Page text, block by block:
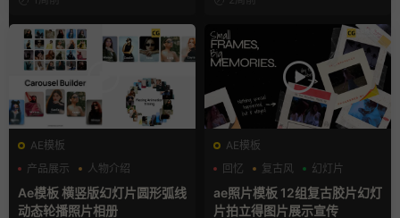
AE模板
产品展示
人物介绍
团队介绍
Ae模板 横竖版幻灯片圆形弧线
动态轮播照片相册
AE模板
回忆
复古风 幻灯片
ae照片模板 12组复古胶片幻灯
片拍立得图片展示宣传